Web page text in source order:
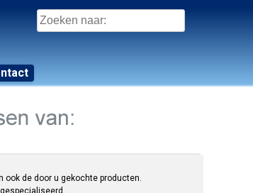
Zoeken
naar:
ook de door u gekochte producten.